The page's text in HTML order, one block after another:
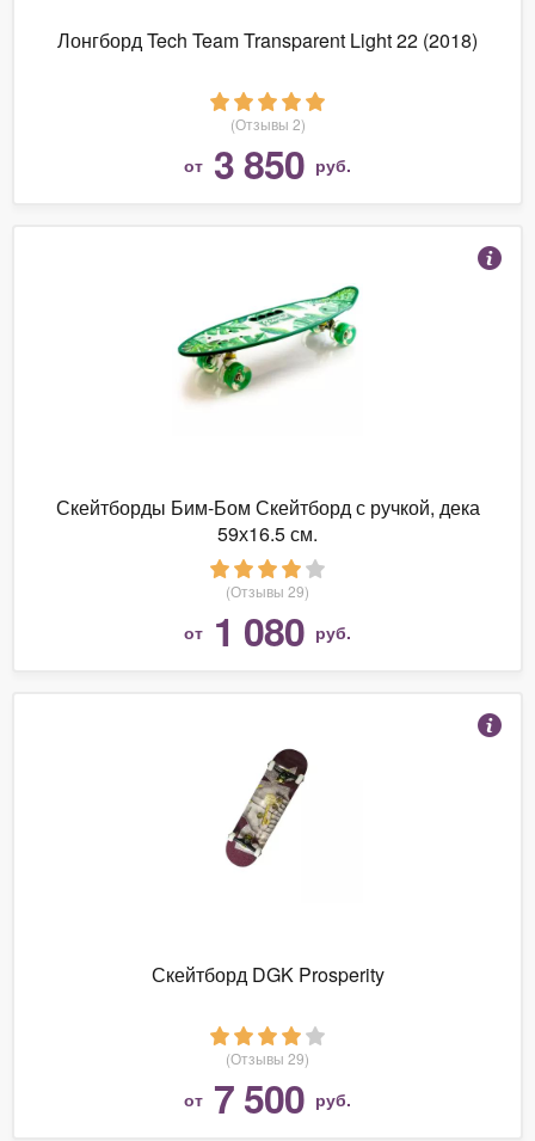
Лонгборд Tech Team Transparent Light 22 (2018)
(Отзывы 2)
от 3 850 руб.
Скейтборды Бим-Бом Скейтборд с ручкой, дека
59х16.5 см.
(Отзывы 29)
от 1 080 руб.
Скейтборд DGK Prosperity
(Отзывы 29)
от 7 500 руб.